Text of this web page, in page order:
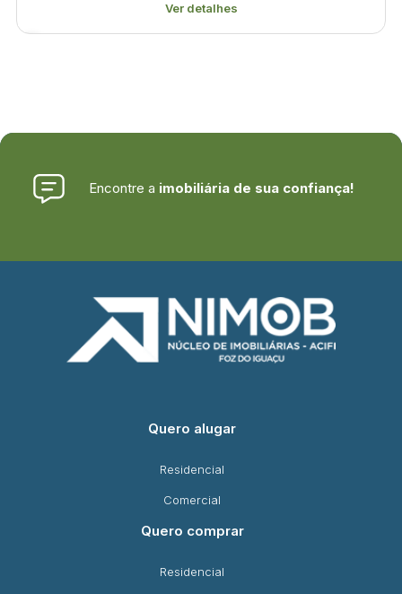
Ver detalhes
Encontre a imobiliária de sua confiança!
Quero alugar
Residencial
Comercial
Quero comprar
Residencial